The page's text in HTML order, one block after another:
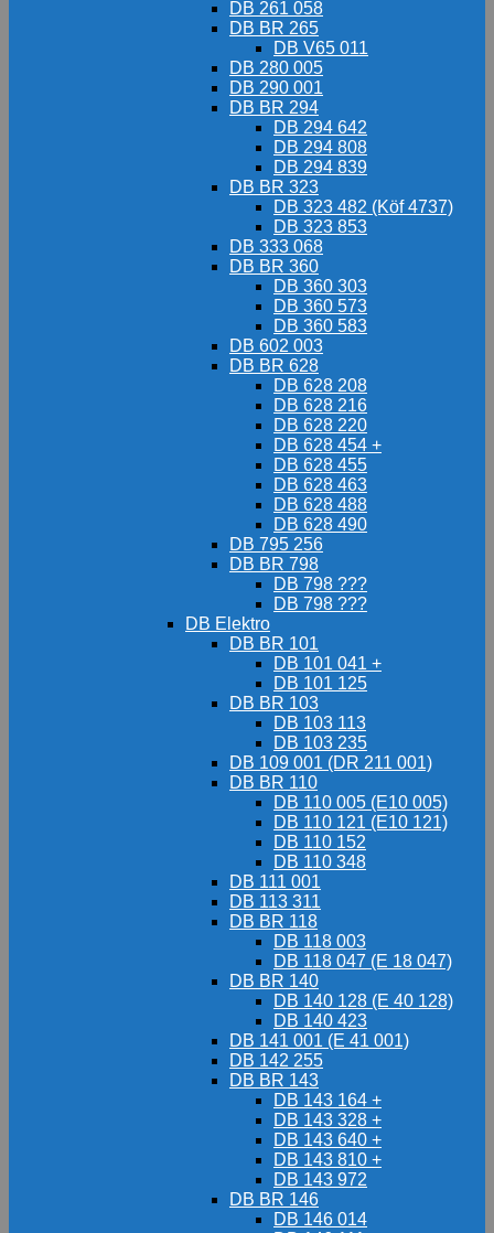
DB 261 058
DB BR 265
DB V65 011
DB 280 005
DB 290 001
DB BR 294
DB 294 642
DB 294 808
DB 294 839
DB BR 323
DB 323 482 (Köf 4737)
DB 323 853
DB 333 068
DB BR 360
DB 360 303
DB 360 573
DB 360 583
DB 602 003
DB BR 628
DB 628 208
DB 628 216
DB 628 220
DB 628 454 +
DB 628 455
DB 628 463
DB 628 488
DB 628 490
DB 795 256
DB BR 798
DB 798 ???
DB 798 ???
DB Elektro
DB BR 101
DB 101 041 +
DB 101 125
DB BR 103
DB 103 113
DB 103 235
DB 109 001 (DR 211 001)
DB BR 110
DB 110 005 (E10 005)
DB 110 121 (E10 121)
DB 110 152
DB 110 348
DB 111 001
DB 113 311
DB BR 118
DB 118 003
DB 118 047 (E 18 047)
DB BR 140
DB 140 128 (E 40 128)
DB 140 423
DB 141 001 (E 41 001)
DB 142 255
DB BR 143
DB 143 164 +
DB 143 328 +
DB 143 640 +
DB 143 810 +
DB 143 972
DB BR 146
DB 146 014